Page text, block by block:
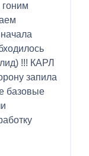
!!! КАРЛ
запила
базовые